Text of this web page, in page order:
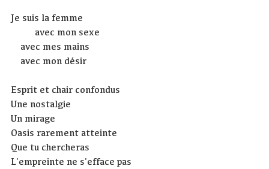
Je suis la femme
avec mon sexe
avec mes mains
avec mon désir
Esprit et chair confondus
Une nostalgie
Un mirage
Oasis rarement atteinte
Que tu chercheras
L'empreinte ne s'efface pas